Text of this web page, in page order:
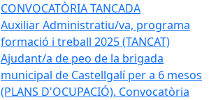
CONVOCATÒRIA TANCADA
Auxiliar Administratiu/va, programa
formació i treball 2025 (TANCAT)
Ajudant/a de peo de la brigada
municipal de Castellgalí per a 6 mesos
(PLANS D'OCUPACIÓ). Convocatòria